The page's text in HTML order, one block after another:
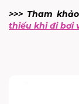
>>> Tham
thiếu khi đi bơi